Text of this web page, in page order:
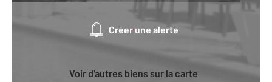
Créer une alerte
Voir d'autres biens sur la carte